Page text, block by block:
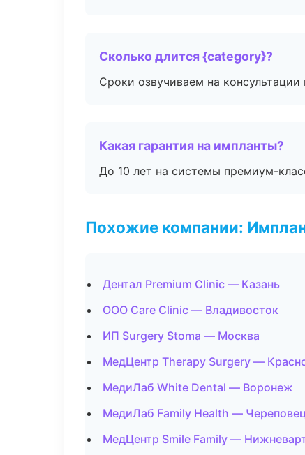
Сколько длится {category}?
Сроки озвучиваем на
Какая гарантия на импланты?
До 10 лет на системы премиум-
Похожие компании:
Дентал Premium Clinic — Казань
ООО Care Clinic — Владивосток
ИП Surgery Stoma — Москва
МедЦентр Therapy Surgery —
МедиЛаб White Dental — Воронеж
МедиЛаб Family Health —
МедЦентр Smile Family —